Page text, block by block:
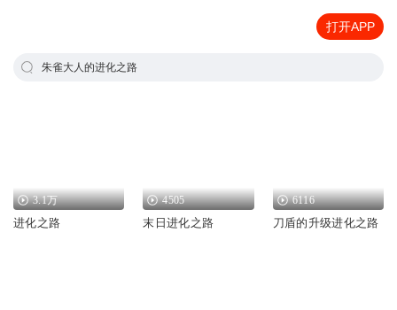
打开APP
朱雀大人的进化之路
3.1万
进化之路
4505
末日进化之路
6116
刀盾的升级进化之路